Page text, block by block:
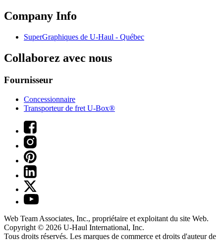
Company Info
SuperGraphiques de U-Haul - Québec
Collaborez avec nous
Fournisseur
Concessionnaire
Transporteur de fret U-Box®
Web Team Associates, Inc., propriétaire et exploitant du site Web.
Copyright © 2026 U-Haul International, Inc.
Tous droits réservés. Les marques de commerce et droits d'auteur de